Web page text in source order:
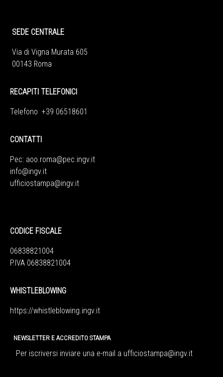
SEDE CENTRALE
Via di Vigna Murata 605
00143 Roma
RECAPITI TELEFONICI
Telefono +39 06518601
CONTATTI
Pec: aoo.roma@pec.ingv.it
info@ingv.it
ufficiostampa@ingv.it
CODICE FISCALE
06838821004
P.IVA 06838821004
WHISTLEBLOWING
https://whistleblowing.ingv.it
NEWSLETTER E ACCREDITO STAMPA
Per iscriversi inviare una e-mail a ufficiostampa@ingv.it